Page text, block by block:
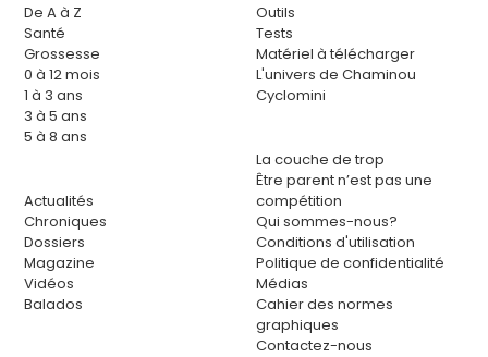
De A à Z
Santé
Grossesse
0 à 12 mois
1 à 3 ans
3 à 5 ans
5 à 8 ans
Actualités
Chroniques
Dossiers
Magazine
Vidéos
Balados
Outils
Tests
Matériel à télécharger
L'univers de Chaminou
Cyclomini
La couche de trop
Être parent n’est pas une
compétition
Qui sommes-nous?
Conditions d'utilisation
Politique de confidentialité
Médias
Cahier des normes
graphiques
Contactez-nous